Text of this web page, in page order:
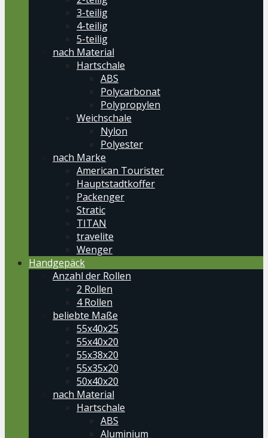
3-teilig
4-teilig
5-teilig
nach Material
Hartschale
ABS
Polycarbonat
Polypropylen
Weichschale
Nylon
Polyester
nach Marke
American Tourister
Hauptstadtkoffer
Packenger
Stratic
TITAN
travelite
Wenger
Handgepäck
Anzahl der Rollen
2 Rollen
4 Rollen
beliebte Maße
55x40x25
55x40x20
55x38x20
55x35x20
50x40x20
nach Material
Hartschale
ABS
Aluminium